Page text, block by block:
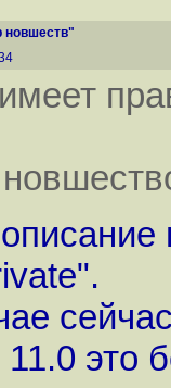
новшеств"
это